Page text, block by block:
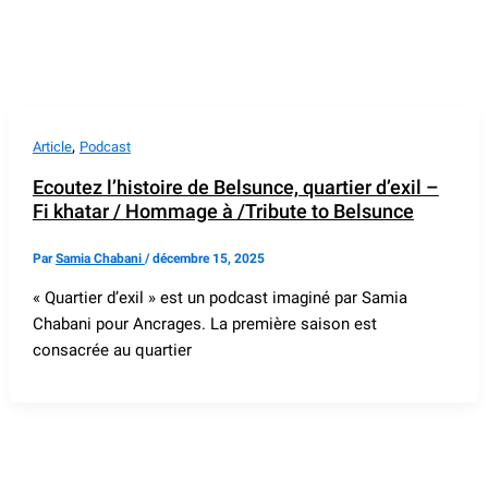
Article, Podcast
Ecoutez l’histoire de Belsunce, quartier d’exil –
Fi khatar / Hommage à /Tribute to Belsunce
ParSamia Chabani /décembre 15, 2025
« Quartier d’exil » est un podcast imaginé par Samia
Chabani pour Ancrages. La première saison est
consacrée au quartier